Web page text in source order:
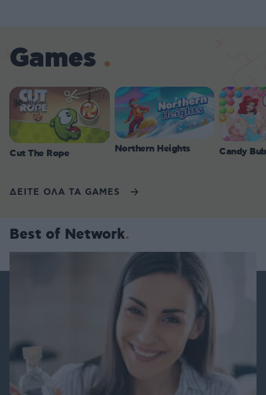
Games
Cut The Rope Northern Heights Candy
ΔΕΙΤΕ ΟΛΑ ΤΑ GAMES
Best of Network